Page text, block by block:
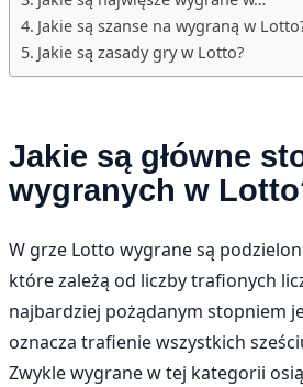
Jakie są szanse na wygraną w
Jakie są zasady gry w Lotto?
Jakie są główne
wygranych w
W grze Lotto wygrane są
które zależą od liczby trafionych
najbardziej pożądanym stopniem
oznacza trafienie wszystkich
Zwykle wygrane w tej kategorii